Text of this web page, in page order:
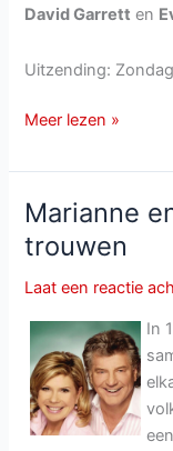
David Garrett en
Uitzending:
ZDF-
on
tour
van
13
december
Meer lezen »
Marianne
trouwen
Laat een reactie
In